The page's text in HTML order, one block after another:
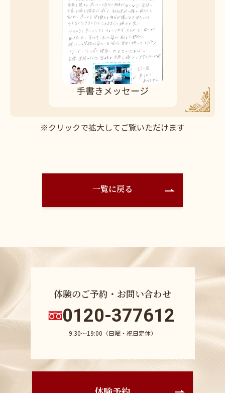
手書きメッセージ
※クリックで拡大してご覧いただけます
一覧に戻る
体験のご予約・お問い合わせ
0120-377612
9:30〜19:00（日曜・祝日定休）